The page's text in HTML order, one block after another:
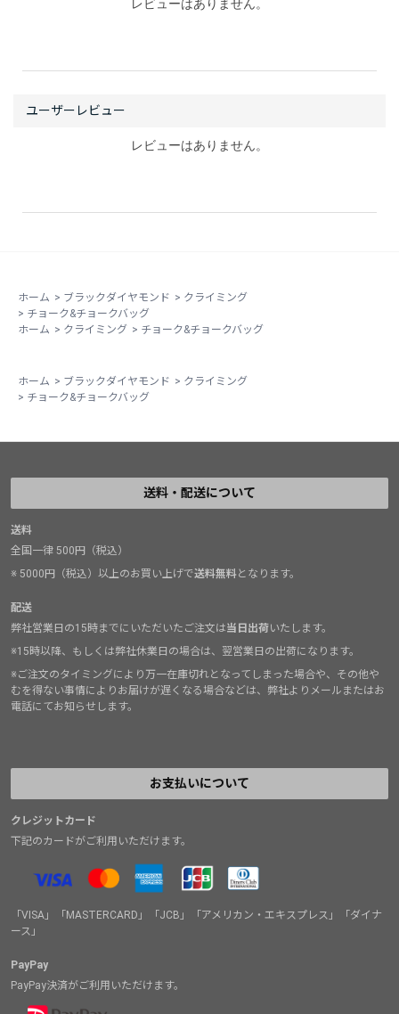
レビューはありません。
レビューはありません。
ホーム > ブラックダイヤモンド > クライミング
> チョーク&チョークバッグ
ホーム > クライミング > チョーク&チョークバッグ
ホーム > ブラックダイヤモンド > クライミング
> チョーク&チョークバッグ
送料・配送について
送料
全国一律 500円（税込）
※ 5000円（税込）以上のお買い上げで送料無料となります。
配送
弊社営業日の15時までにいただいたご注文は当日出荷いたします。
※15時以降、もしくは弊社休業日の場合は、翌営業日の出荷になります。
※ご注文のタイミングにより万一在庫切れとなってしまった場合や、その他や
むを得ない事情によりお届けが遅くなる場合などは、弊社よりメールまたはお
電話にてお知らせします。
お支払いについて
クレジットカード
下記のカードがご利用いただけます。
「VISA」「MASTERCARD」「JCB」「アメリカン・エキスプレス」「ダイナ
ース」
PayPay
PayPay決済がご利用いただけます。